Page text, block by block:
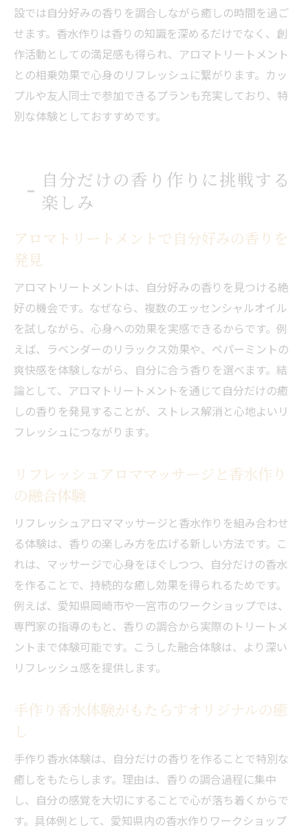
設では自分好みの香りを調合しながら癒しの時間を過ご
せます。香水作りは香りの知識を深めるだけでなく、創
作活動としての満足感も得られ、アロマトリートメント
との相乗効果で心身のリフレッシュに繋がります。カッ
プルや友人同士で参加できるプランも充実しており、特
別な体験としておすすめです。
自分だけの香り作りに挑戦する
楽しみ
アロマトリートメントで自分好みの香りを
発見
アロマトリートメントは、自分好みの香りを見つける絶
好の機会です。なぜなら、複数のエッセンシャルオイル
を試しながら、心身への効果を実感できるからです。例
えば、ラベンダーのリラックス効果や、ペパーミントの
爽快感を体験しながら、自分に合う香りを選べます。結
論として、アロマトリートメントを通じて自分だけの癒
しの香りを発見することが、ストレス解消と心地よいリ
フレッシュにつながります。
リフレッシュアロママッサージと香水作り
の融合体験
リフレッシュアロママッサージと香水作りを組み合わせ
る体験は、香りの楽しみ方を広げる新しい方法です。こ
れは、マッサージで心身をほぐしつつ、自分だけの香水
を作ることで、持続的な癒し効果を得られるためです。
例えば、愛知県岡崎市や一宮市のワークショップでは、
専門家の指導のもと、香りの調合から実際のトリートメ
ントまで体験可能です。こうした融合体験は、より深い
リフレッシュ感を提供します。
手作り香水体験がもたらすオリジナルの癒
し
手作り香水体験は、自分だけの香りを作ることで特別な
癒しをもたらします。理由は、香りの調合過程に集中
し、自分の感覚を大切にすることで心が落ち着くからで
す。具体例として、愛知県内の香水作りワークショップ